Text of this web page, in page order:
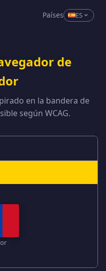
Países ES
de
en la bandera de
según WCAG.